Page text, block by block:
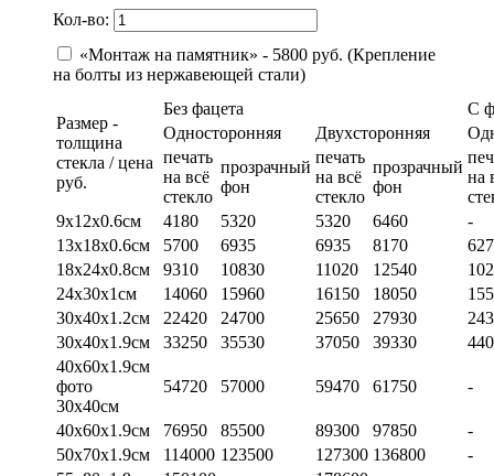
Кол-во:
«Монтаж на памятник» - 5800 руб. (Крепление
на болты из нержавеющей стали)
Размер -
толщина
стекла / цена
руб.
Без фацета
С
Односторонняя
Двухсторонняя
печать
на всё
стекло
прозрачный
фон
печать
на всё
стекло
прозрачный
фон
на
9х12х0.6см
4180 5320 5320 6460
-
13х18х0.6см
5700 6935 6935 8170
18х24х0.8см
9310 10830 11020 12540
24х30х1см
14060 15960 16150 18050
30х40х1.2см
22420 24700 25650 27930
30х40х1.9см
33250 35530 37050 39330
40х60х1.9см
фото
30х40см
54720 57000 59470 61750 -
40х60х1.9см 76950 85500 89300 97850
-
50х70х1.9см
114000 123500 127300 136800
-